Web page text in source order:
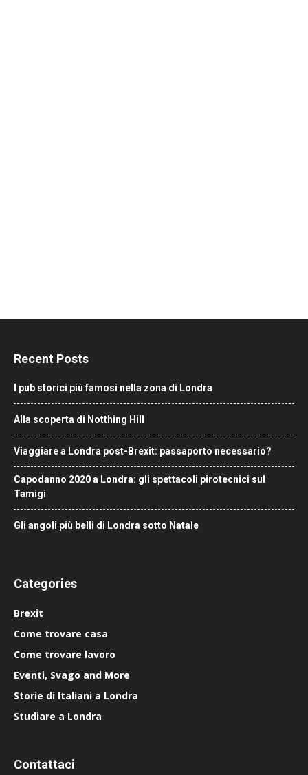
Recent Posts
I pub storici più famosi nella zona di Londra
Alla scoperta di Notthing Hill
Viaggiare a Londra post-Brexit: passaporto necessario?
Capodanno 2020 a Londra: gli spettacoli pirotecnici sul
Tamigi
Gli angoli più belli di Londra sotto Natale
Categories
Brexit
Come trovare casa
Come trovare lavoro
Eventi, Svago and More
Storie di Italiani a Londra
Studiare a Londra
Contattaci